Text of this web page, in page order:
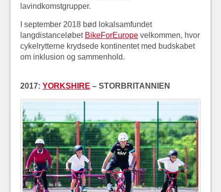
lavindkomstgrupper.
I september 2018 bød lokalsamfundet
langdistanceløbet BikeForEurope velkommen, hvor
cykelrytterne krydsede kontinentet med budskabet
om inklusion og sammenhold.
2017: YORKSHIRE – STORBRITANNIEN